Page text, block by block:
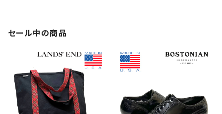
セール中の商品